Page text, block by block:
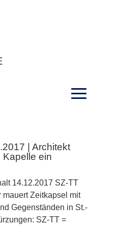
| Architekt
Kapelle ein
14.12.2017 SZ-TT
mauert Zeitkapsel mit
Gegenständen in St.-
SZ-TT =